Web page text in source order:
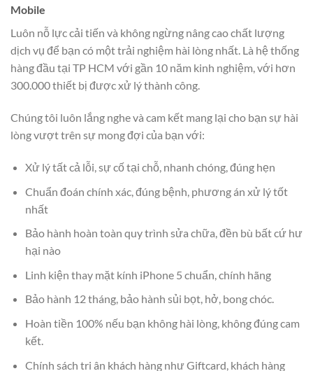
Mobile
Luôn nỗ lực cải tiến và không ngừng nâng cao chất lượng
dịch vụ để bạn có một trải nghiệm hài lòng nhất. Là hệ thống
hàng đầu tại TP HCM với gần 10 năm kinh nghiệm, với hơn
300.000 thiết bị được xử lý thành công.
Chúng tôi luôn lắng nghe và cam kết mang lại cho bạn sự hài
lòng vượt trên sự mong đợi của bạn với:
Xử lý tất cả lỗi, sự cố tại chỗ, nhanh chóng, đúng hẹn
Chuẩn đoán chính xác, đúng bệnh, phương án xử lý tốt
nhất
Bảo hành hoàn toàn quy trình sửa chữa, đền bù bất cứ hư
hại nào
Linh kiện thay mặt kính iPhone 5 chuẩn, chính hãng
Bảo hành 12 tháng, bảo hành sủi bọt, hở, bong chóc.
Hoàn tiền 100% nếu bạn không hài lòng, không đúng cam
kết.
Chính sách tri ân khách hàng như Giftcard, khách hàng